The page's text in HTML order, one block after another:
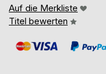
Auf die Merkliste
Titel bewerten